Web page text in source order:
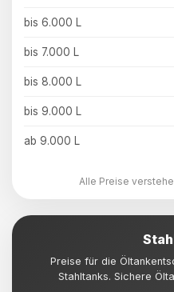
bis 6.000 L
bis 7.000 L
bis 8.000 L
bis 9.000 L
ab 9.000 L
Alle Preise
Preise für die
Stahltanks. Sichere